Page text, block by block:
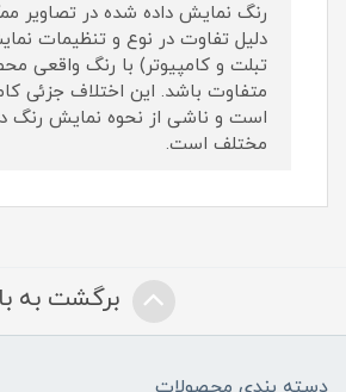
رنگ نمایش داده‌ شده در تصاویر
دلیل تفاوت در نوع و تنظیمات
تبلت و کامپیوتر) با رنگ واقعی
متفاوت باشد. این اختلاف جزئی
است و ناشی از نحوه نمایش رنگ
مختلف است.
برگشت به